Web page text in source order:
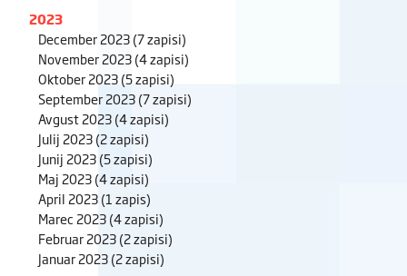
2023
December 2023(7 zapisi)
November 2023(4 zapisi)
Oktober 2023(5 zapisi)
September 2023(7 zapisi)
Avgust 2023(4 zapisi)
Julij 2023(2 zapisi)
Junij 2023(5 zapisi)
Maj 2023(4 zapisi)
April 2023(1 zapis)
Marec 2023(4 zapisi)
Februar 2023(2 zapisi)
Januar 2023(2 zapisi)